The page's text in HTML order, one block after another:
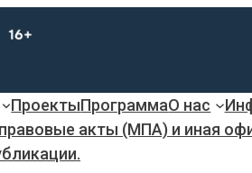
ПроектыПрограммаО нас
акты (МПА) и иная